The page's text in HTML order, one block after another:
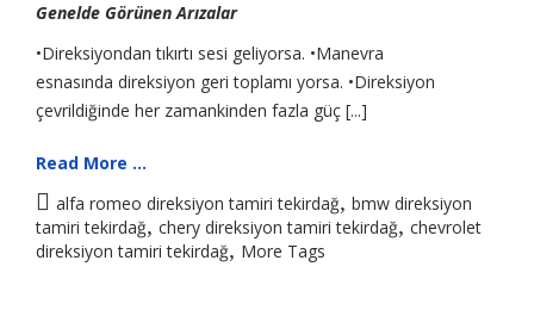
Genelde Görünen Arızalar
•Direksiyondan tıkırtı sesi geliyorsa. •Manevra
esnasında direksiyon geri toplamı yorsa. •Direksiyon
çevrildiğinde her zamankinden fazla güç [...]
Read More ...
alfa romeo direksiyon tamiri tekirdağ, bmw direksiyon
tamiri tekirdağ, chery direksiyon tamiri tekirdağ, chevrolet
direksiyon tamiri tekirdağ, More Tags